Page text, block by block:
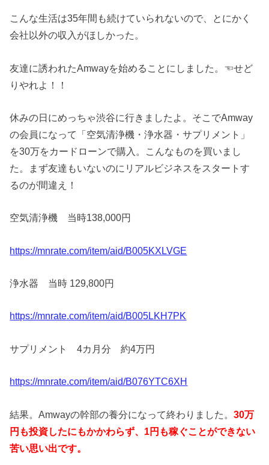
こんな生活は35年間も続けていられないので、とにかく
会社以外の収入がほしかった。
友達に誘われたAmwayを始めることにしました。☜せど
りやれよ！！
休みの日にめっちゃ渋谷に行きましたよ。そこでAmway
の会員になって「空気清浄機・浄水器・サプリメント」
を30万をカードローンで購入。こんなものを買いまし
た。まず友達もいないのにリアルビジネスをスタートす
るのが間違え！
空気清浄機 当時138,000円
https://mnrate.com/item/aid/B005KXLVGE
浄水器 当時 129,800円
https://mnrate.com/item/aid/B005LKH7PK
サプリメント 4カ月分 約4万円
https://mnrate.com/item/aid/B076YTC6XH
結果。Amwayの幹部の養分になって終わりました。30万
円も投資したにもかかわらず、1円も稼ぐことができない
苦い思い出です。